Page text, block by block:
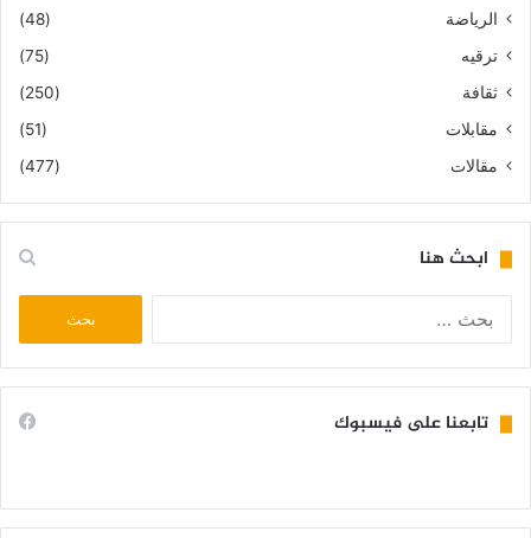
الرياضة
(48)
ترقيه
(75)
ثقافة
(250)
مقابلات
(51)
مقالات
(477)
ابحث هنا
تابعنا على فيسبوك